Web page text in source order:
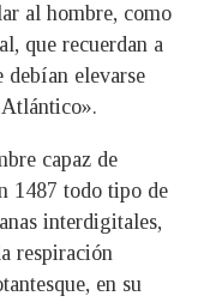
al hombre, como
que recuerdan a
debían elevarse
capaz de
1487 todo tipo de
interdigitales,
respiración
en su